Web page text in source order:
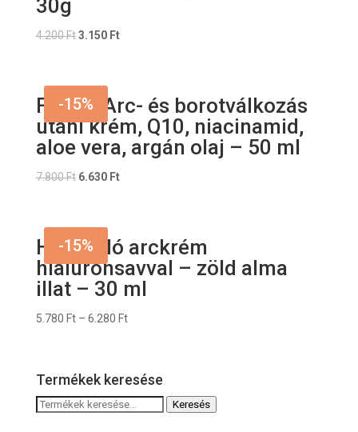
30g
4.200Ft Original
4.200 Ft.
3.150 FtCurrent
-15%
Férfi – Arc- és borotválkozás
utáni krém, Q10, niacinamid,
aloe vera, argán olaj – 50 ml
7.800Ft Original
7.800 Ft.
6.630 FtCurrent
-15%
Hidratáló arckrém
hialuronsavval – zöld alma
illat – 30 ml
5.780 Ft– 6.280 Ft
Termékek keresése
Keresés
Keresés